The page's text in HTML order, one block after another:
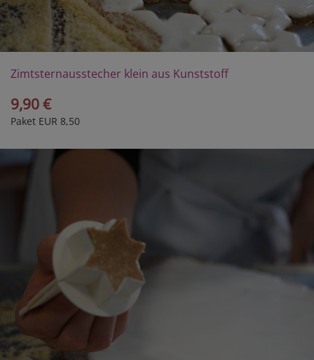
Zimtsternausstecher klein aus Kunststoff
9,90 €
Paket EUR 8,50